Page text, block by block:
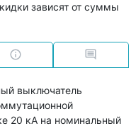
зависят от суммы
выключатель
20 кА на номинальный